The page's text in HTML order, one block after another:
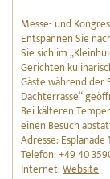
Messe- und
Entspannen Sie
Sie sich im
Gerichten
Gäste während der
Dachterrasse“
Bei kälteren
einen Besuch
Adresse: Esplanade
Telefon: +49 40
Internet:Website